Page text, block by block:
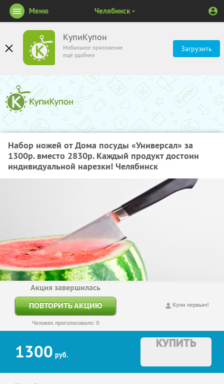
КупиКупон
Мобильное приложение
ещё удобнее
Загрузить
Меню Челябинск
Набор ножей от Дома посуды «Универсал» за
1300р. вместо 2830р. Каждый продукт достоин
индивидуальной нарезки! Челябинск
Купи первым!
Акция завершилась
ПОВТОРИТЬ АКЦИЮ
Человек проголосовало: 0
1300 руб.
КУПИТЬ